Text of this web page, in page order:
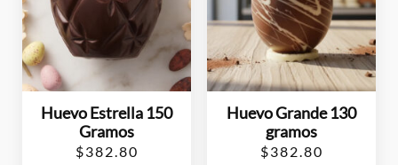
Huevo Estrella 150
Gramos
$382.80
Huevo Grande 130
gramos
$382.80